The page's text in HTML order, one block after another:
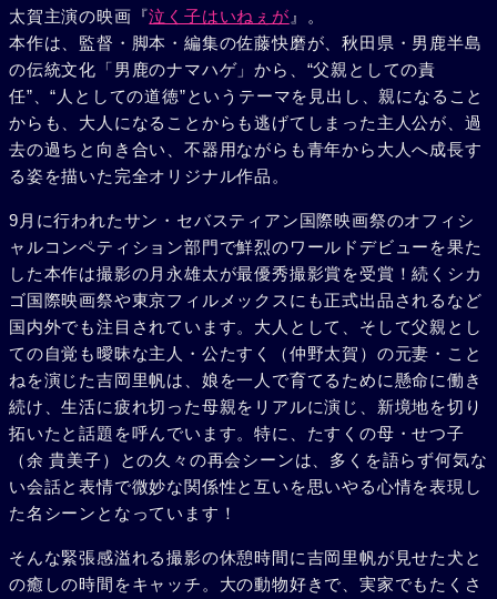
太賀主演の映画『泣く子はいねぇが 』。
本作は、監督・脚本・編集の佐藤快磨が、秋田県・男鹿半島
の伝統文化「男鹿のナマハゲ」から、“父親としての責
任”、“人としての道徳”というテーマを見出し、親になること
からも、大人になることからも逃げてしまった主人公が、過
去の過ちと向き合い、不器用ながらも青年から大人へ成長す
る姿を描いた完全オリジナル作品。
9月に行われたサン・セバスティアン国際映画祭のオフィシ
ャルコンペティション部門で鮮烈のワールドデビューを果た
した本作は撮影の月永雄太が最優秀撮影賞を受賞！続くシカ
ゴ国際映画祭や東京フィルメックスにも正式出品されるなど
国内外でも注目されています。大人として、そして父親とし
ての自覚も曖昧な主人・公たすく（仲野太賀）の元妻・こと
ねを演じた吉岡里帆は、娘を一人で育てるために懸命に働き
続け、生活に疲れ切った母親をリアルに演じ、新境地を切り
拓いたと話題を呼んでいます。特に、たすくの母・せつ子
（余 貴美子）との久々の再会シーンは、多くを語らず何気な
い会話と表情で微妙な関係性と互いを思いやる心情を表現し
た名シーンとなっています！
そんな緊張感溢れる撮影の休憩時間に吉岡里帆が見せた犬と
の癒しの時間をキャッチ。大の動物好きで、実家でもたくさ